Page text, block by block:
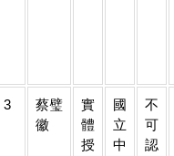
3
蔡璧
徽
實
體
授
國
立
中
不
可
認